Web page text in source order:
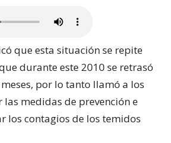
que esta situación se repite
durante este 2010 se retrasó
por lo tanto llamó a los
medidas de prevención e
los contagios de los temidos